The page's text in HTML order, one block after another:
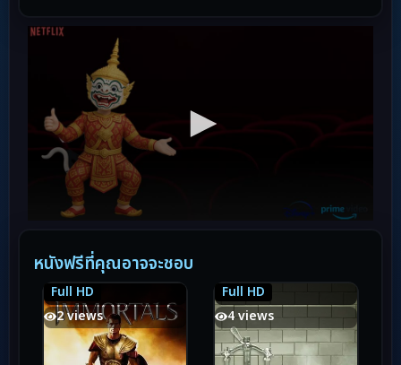
หนังฟรีที่คุณอาจจะชอบ
Full HD
5.9
2 views
5.9 Full HD
7.0
4 views
7.0